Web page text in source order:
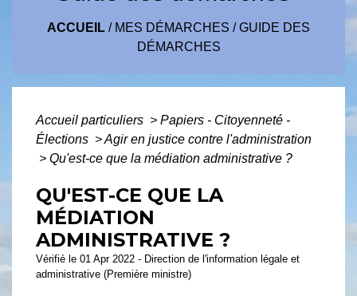
ACCUEIL / MES DÉMARCHES /GUIDE DES
DÉMARCHES
Accueil particuliers > Papiers - Citoyenneté -
Élections >Agir en justice contre l'administration
> Qu'est-ce que la médiation administrative ?
QU'EST-CE QUE LA
MÉDIATION
ADMINISTRATIVE ?
Vérifié le 01 Apr 2022 - Direction de l'information légale et
administrative (Première ministre)